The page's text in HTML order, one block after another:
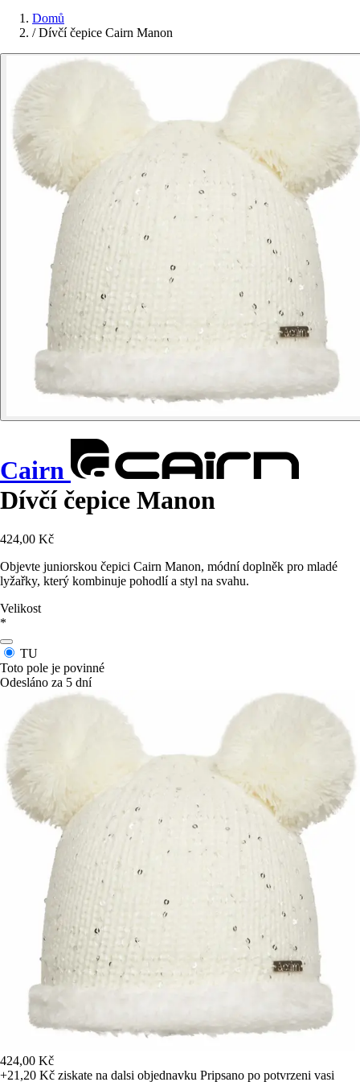
Domů
/ Dívčí čepice Cairn Manon
Cairn
Dívčí čepice Manon
424,00 Kč
Objevte juniorskou čepici Cairn Manon, módní doplněk pro mladé
lyžařky, který kombinuje pohodlí a styl na svahu.
Velikost
*
TU
Toto pole je povinné
Odesláno za 5 dní
424,00 Kč
+21,20 Kč ziskate na dalsi objednavku Pripsano po potvrzeni vasi